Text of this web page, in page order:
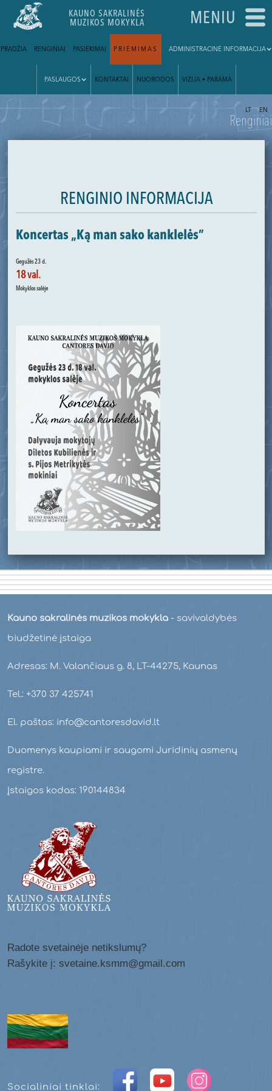
KAUNO SAKRALINĖS
MUZIKOS MOKYKLA
MENIU
PRADŽIA RENGINIAI PASIEKIMAI PRIĖMIMAS ADMINISTRACINĖ INFORMACIJA
PASLAUGOS KONTAKTAI NUORODOS VIZIJA • PARAMA
| LT EN
Renginiai
RENGINIO INFORMACIJA
Koncertas „Ką man sako kanklelės”
Gegužės 23 d.
18 val.
Mokyklos salėje
Kauno sakralinės muzikos mokykla - savivaldybės
biudžetinė įstaiga
Adresas: M. Valančiaus g. 8, LT-44275, Kaunas
Tel.: +370 37 425741
El. paštas: info@cantoresdavid.lt
Duomenys kaupiami ir saugomi Juridinių asmenų
registre.
Įstaigos kodas: 190144834
Radote svetainėje netikslumų?
Rašykite į: svetaine.ksmm@gmail.com
Socialiniai tinklai: